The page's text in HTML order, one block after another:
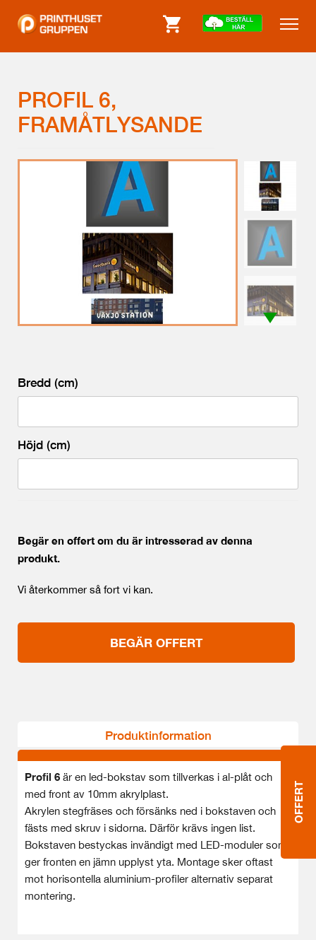
PROFIL 6, F
RAMÅTLYSANDE
Bredd (cm)
Höjd (cm)
Begär en offert om du är intresserad av denna
produkt.
Vi återkommer så fort vi kan.
BEGÄR OFFERT
Produktinformation
Proﬁl 6 är en led-bokstav som tillverkas i al-plåt och
med front av 10mm akrylplast.
Akrylen stegfräses och försänks ned i bokstaven och
fästs med skruv i sidorna. Därför krävs ingen list.
Bokstaven bestyckas invändigt med LED-moduler som
ger fronten en jämn upplyst yta. Montage sker oftast
mot horisontella aluminium-proﬁler alternativ separat
montering.
OFFERT